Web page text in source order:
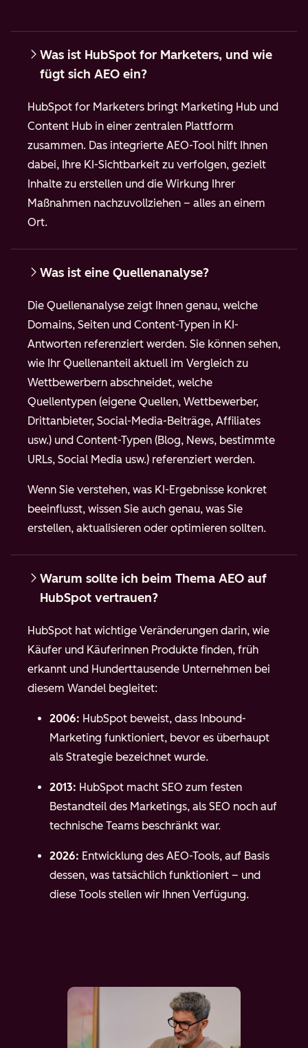
Was ist HubSpot for Marketers, und wie
fügt sich AEO ein?
HubSpot for Marketers bringt Marketing Hub und
Content Hub in einer zentralen Plattform
zusammen. Das integrierte AEO-Tool hilft Ihnen
dabei, Ihre KI-Sichtbarkeit zu verfolgen, gezielt
Inhalte zu erstellen und die Wirkung Ihrer
Maßnahmen nachzuvollziehen – alles an einem
Ort.
Was ist eine Quellenanalyse?
Die Quellenanalyse zeigt Ihnen genau, welche
Domains, Seiten und Content-Typen in KI-
Antworten referenziert werden. Sie können sehen,
wie Ihr Quellenanteil aktuell im Vergleich zu
Wettbewerbern abschneidet, welche
Quellentypen (eigene Quellen, Wettbewerber,
Drittanbieter, Social-Media-Beiträge, Affiliates
usw.) und Content-Typen (Blog, News, bestimmte
URLs, Social Media usw.) referenziert werden.
Wenn Sie verstehen, was KI-Ergebnisse konkret
beeinflusst, wissen Sie auch genau, was Sie
erstellen, aktualisieren oder optimieren sollten.
Warum sollte ich beim Thema AEO auf
HubSpot vertrauen?
HubSpot hat wichtige Veränderungen darin, wie
Käufer und Käuferinnen Produkte finden, früh
erkannt und Hunderttausende Unternehmen bei
diesem Wandel begleitet:
2006: HubSpot beweist, dass Inbound-
Marketing funktioniert, bevor es überhaupt
als Strategie bezeichnet wurde.
2013: HubSpot macht SEO zum festen
Bestandteil des Marketings, als SEO noch auf
technische Teams beschränkt war.
2026: Entwicklung des AEO-Tools, auf Basis
dessen, was tatsächlich funktioniert – und
diese Tools stellen wir Ihnen Verfügung.